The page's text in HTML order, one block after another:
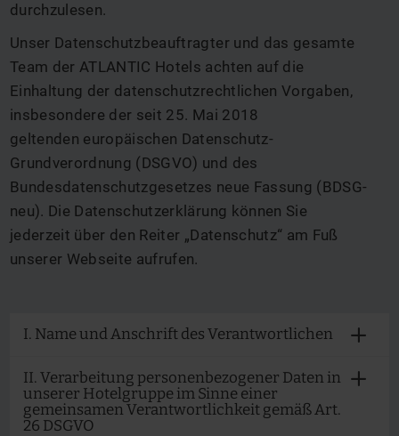
durchzulesen.
Unser Datenschutzbeauftragter und das gesamte
Team der ATLANTIC Hotels achten auf die
Einhaltung der datenschutzrechtlichen Vorgaben,
insbesondere der seit 25. Mai 2018
geltenden europäischen Datenschutz-
Grundverordnung (DSGVO) und des
Bundesdatenschutzgesetzes neue Fassung (BDSG-
neu). Die Datenschutzerklärung können Sie
jederzeit über den Reiter „Datenschutz“ am Fuß
unserer Webseite aufrufen.
I. Name und Anschrift des Verantwortlichen
II. Verarbeitung personenbezogener Daten in
unserer Hotelgruppe im Sinne einer
gemeinsamen Verantwortlichkeit gemäß Art.
26 DSGVO